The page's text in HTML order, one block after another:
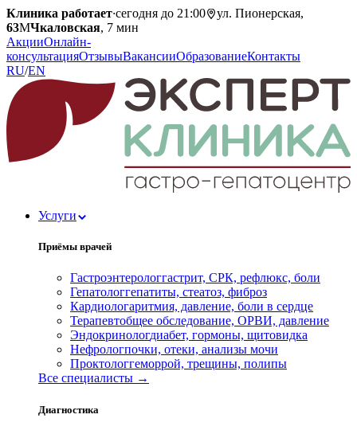
Клиника работает·сегодня до 21:00
ул. Пионерская,
63МЧкаловская, 7 мин
АкцииОнлайн-
консультацияОтзывыВакансииОбразованиеКонтакты
RU/EN
Услуги
Приёмы врачей
Гастроэнтерологгастрит, СРК, рефлюкс, боли
Гепатологгепатиты, стеатоз, фиброз
Кардиологаритмия, давление, боли в сердце
Терапевтобщее обследование, ОРВИ, давление
Эндокринологдиабет, гормоны, щитовидка
Нефрологпочки, отеки, анализы мочи
Проктологгеморрой, трещины, полипы
Все специалисты →
Диагностика